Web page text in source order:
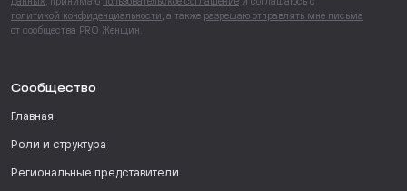
данных , принимаю пользовательское соглашение и соглашаюсь с
политикой конфиденциальности , а также разрешаю отправлять мне письма
от сообщества PRO Женщин.
Сообщество
Главная
Роли и структура
Региональные представители